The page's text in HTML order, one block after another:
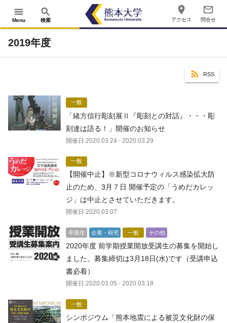
menu
Menu
search
検索
place
アクセス
mail_outline
問合せ
2019年度
RSS
一般
「緒方信行彫刻展Ⅱ『彫刻との対話』・・・彫
刻達は語る！」開催のお知らせ
開催日:2020.03.24 - 2020.03.29
一般
【開催中止】※新型コロナウィルス感染拡大防
止のため、3月７日 開催予定の「うめだカレッ
ジ」は中止とさせていただきます。
開催日:2020.03.07
卒業生 企業・研究 一般 その他
2020年度 前学期授業開放受講生の募集を開始し
ました。募集締切は3月18日(水)です（受講申込
書必着）
開催日:2020.03.05 - 2020.03.18
一般
シンポジウム「熊本地震による被災文化財の保